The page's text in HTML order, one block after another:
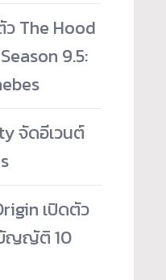
The Hood
9.5:
จัดอีเวนต์
เปิดตัว
บัญญัติ 10